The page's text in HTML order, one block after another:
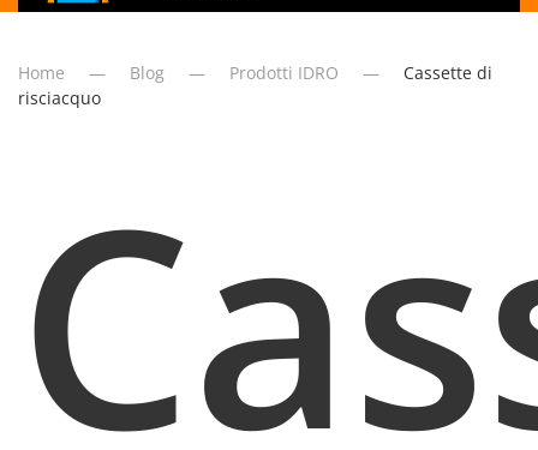
Home Blog Prodotti IDRO
Cassette di
risciacquo